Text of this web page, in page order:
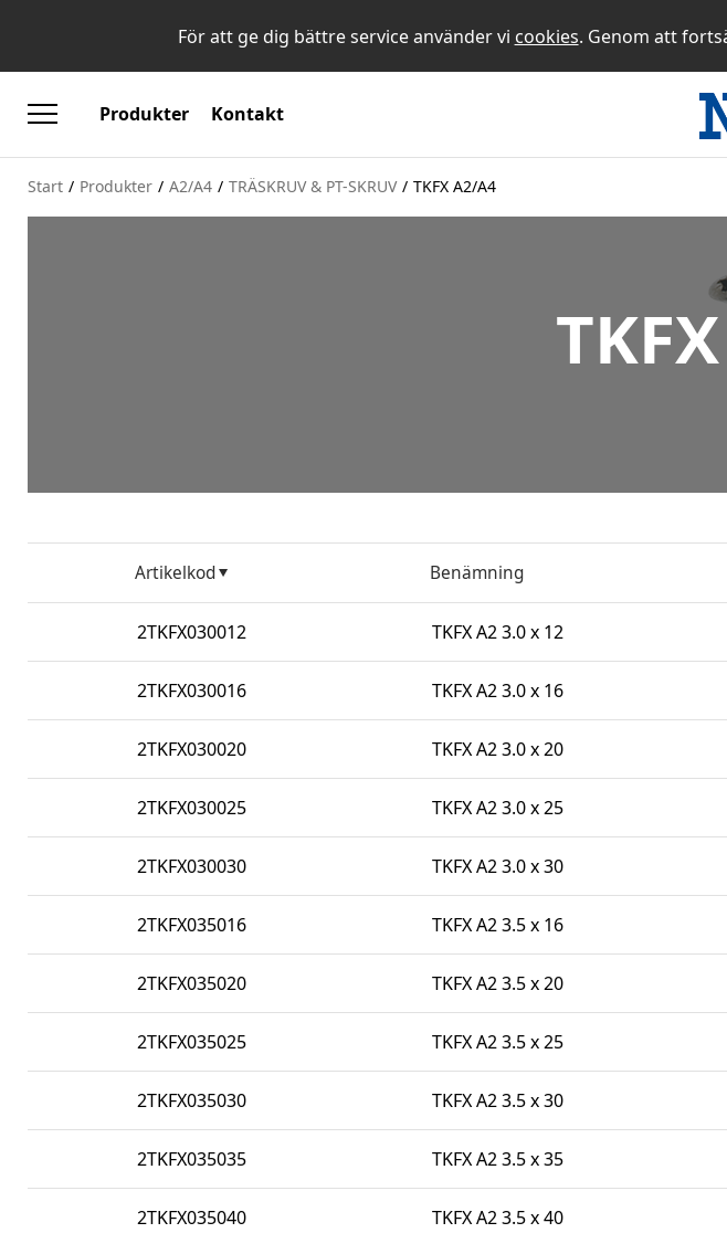
För att ge dig bättre service använder vi cookies. Genom att
Produkter Kontakt
Start / Produkter / A2/A4 / TRÄSKRUV & PT-SKRUV / TKFX A2/A4
Artikelkod Benämning
2TKFX030012 TKFX A2 3.0 x 12
2TKFX030016 TKFX A2 3.0 x 16
2TKFX030020 TKFX A2 3.0 x 20
2TKFX030025 TKFX A2 3.0 x 25
2TKFX030030 TKFX A2 3.0 x 30
2TKFX035016 TKFX A2 3.5 x 16
2TKFX035020 TKFX A2 3.5 x 20
2TKFX035025 TKFX A2 3.5 x 25
2TKFX035030 TKFX A2 3.5 x 30
2TKFX035035 TKFX A2 3.5 x 35
2TKFX035040 TKFX A2 3.5 x 40